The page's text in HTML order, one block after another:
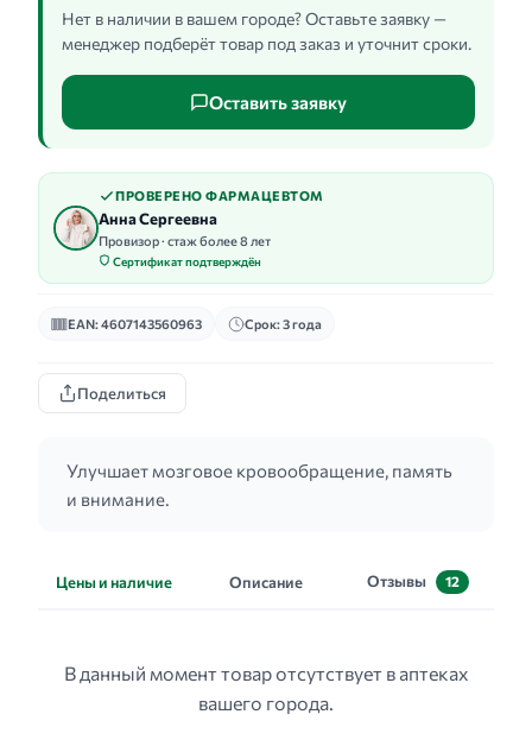
Нет в наличии в вашем городе? Оставьте заявку —
менеджер подберёт товар под заказ и уточнит сроки.
Оставить заявку
ПРОВЕРЕНО ФАРМАЦЕВТОМ
Анна Сергеевна
Провизор · стаж более 8 лет
Сертификат подтверждён
EAN: 4607143560963 Срок: 3 года
Поделиться
Улучшает мозговое кровообращение, память
и внимание.
Цены и наличие Описание Отзывы 12
В данный момент товар отсутствует в аптеках
вашего города.